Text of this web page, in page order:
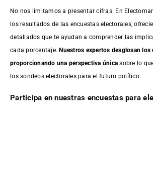
No nos limitamos a presentar cifras. En
los resultados de las encuestas electorales,
detallados que te ayudan a comprender las
cada porcentaje.Nuestros expertos desglosan los
proporcionando una perspectiva única sobre lo
los sondeos electorales para el futuro político.
Participa en nuestras encuestas para